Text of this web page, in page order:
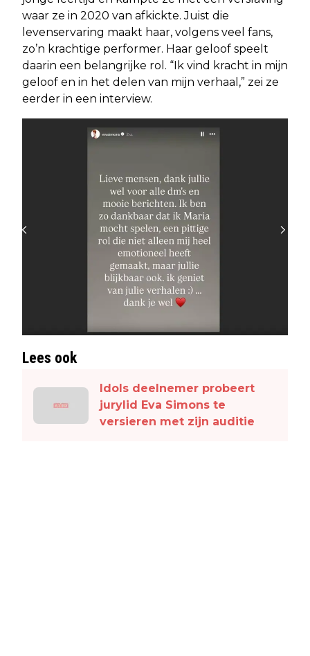
waar ze in 2020 van afkickte. Juist die
levenservaring maakt haar, volgens veel fans,
zo’n krachtige performer. Haar geloof speelt
daarin een belangrijke rol. “Ik vind kracht in mijn
geloof en in het delen van mijn verhaal,” zei ze
eerder in een interview.
Lees ook
Idols deelnemer probeert
jurylid Eva Simons te
versieren met zijn auditie